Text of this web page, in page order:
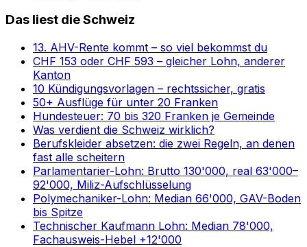
Das liest die Schweiz
13. AHV-Rente kommt – so viel bekommst du
CHF 153 oder CHF 593 – gleicher Lohn, anderer
Kanton
10 Kündigungsvorlagen – rechtssicher, gratis
50+ Ausflüge für unter 20 Franken
Hundesteuer: 70 bis 320 Franken je Gemeinde
Was verdient die Schweiz wirklich?
Berufskleider absetzen: die zwei Regeln, an denen
fast alle scheitern
Parlamentarier-Lohn: Brutto 130'000, real 63'000–
92'000, Miliz-Aufschlüsselung
Polymechaniker-Lohn: Median 66'000, GAV-Boden
bis Spitze
Technischer Kaufmann Lohn: Median 78'000,
Fachausweis-Hebel +12'000